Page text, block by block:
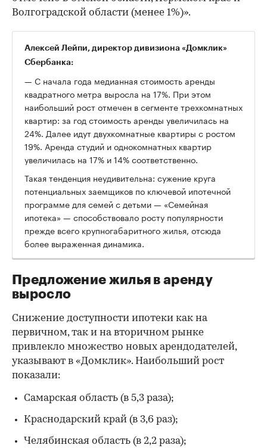
Волгоградской области (менее 1%)».
Алексей Лейпи, директор дивизиона «Домклик»
Сбербанка:
— С начала года медианная стоимость аренды
квадратного метра выросла на 17%. При этом
наибольший рост отмечен в сегменте трехкомнатных
квартир: за год стоимость аренды увеличилась на
24%. Далее идут двухкомнатные квартиры с ростом
19%. Аренда студий и однокомнатных квартир
увеличилась на 17% и 14% соответственно.
Такая тенденция неудивительна: сужение круга
потенциальных заемщиков по ключевой ипотечной
программе для семей с детьми — «Семейная
ипотека» — способствовало росту популярности
прежде всего крупногабаритного жилья, отсюда
более выраженная динамика.
Предложение жилья в аренду
выросло
Снижение доступности ипотеки как на
первичном, так и на вторичном рынке
привлекло множество новых арендодателей,
указывают в «Домклик». Наибольший рост
показали:
Самарская область (в 5,3 раза);
Краснодарский край (в 3,6 раз);
Челябинская область (в 2,2 раза);